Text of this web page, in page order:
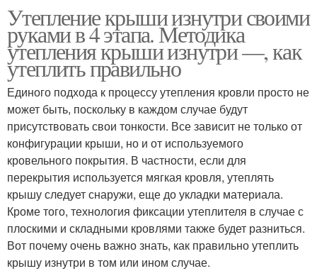
Утепление крыши изнутри своими
руками в 4 этапа. Методика
утепления крыши изнутри —, как
утеплить правильно
Единого подхода к процессу утепления кровли просто не
может быть, поскольку в каждом случае будут
присутствовать свои тонкости. Все зависит не только от
конфигурации крыши, но и от используемого
кровельного покрытия. В частности, если для
перекрытия используется мягкая кровля, утеплять
крышу следует снаружи, еще до укладки материала.
Кроме того, технология фиксации утеплителя в случае с
плоскими и складными кровлями также будет разниться.
Вот почему очень важно знать, как правильно утеплить
крышу изнутри в том или ином случае.